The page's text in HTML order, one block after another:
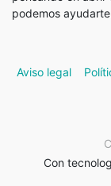
podemos
Aviso legal
Con